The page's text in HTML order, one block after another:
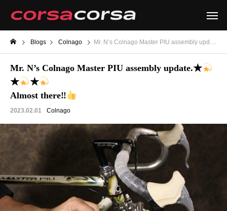
Blogs Colnago Mr. N’s Colnago Master PIU assembly update.★
Mr. N’s Colnago Master PIU assembly update.★
★
★
Almost there‼
2023.02.01 Colnago